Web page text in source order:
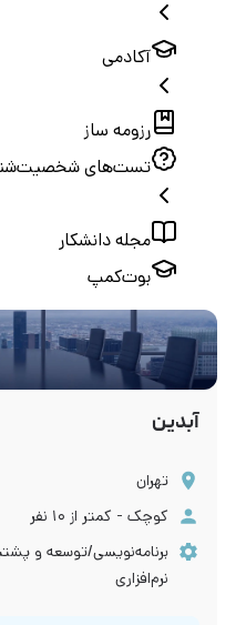
آکادمی
رزومه ساز
تست‌های
مجله دانشکار
بوت‌کمپ
آبدین
تهران
کوچک - کمتر از ۱۰ نفر
برنامه‌نویسی/توسعه و
نرم‌افزاری